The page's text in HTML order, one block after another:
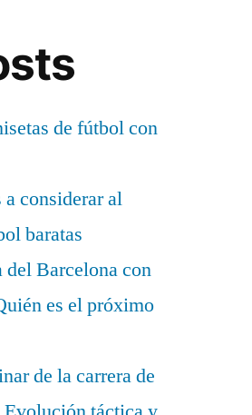
de fútbol con
considerar al
baratas
Barcelona con
es el próximo
de la carrera de